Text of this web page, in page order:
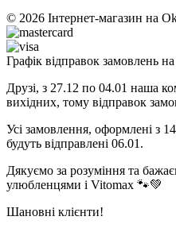
© 2026 Інтернет-магазин на
Графік відправок замовлень на
Друзі, з 27.12 по 04.01 наша
вихідних, тому відправок
Усі замовлення, оформлені з
будуть відправлені 06.01.
Дякуємо за розуміння та
улюбленцями і Vitomax 🐾💚
Шановні клієнти!